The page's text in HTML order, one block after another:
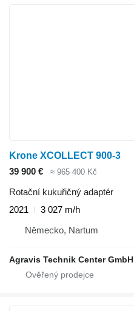
Krone XCOLLECT 900-3
39 900 €
≈ 965 400 Kč
Rotační kukuřičný adaptér
2021
3 027 m/h
Německo, Nartum
Agravis Technik Center GmbH